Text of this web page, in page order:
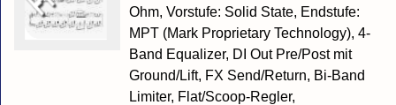
Ohm, Vorstufe: Solid State, Endstufe:
MPT (Mark Proprietary Technology), 4-
Band Equalizer, DI Out Pre/Post mit
Ground/Lift, FX Send/Return, Bi-Band
Limiter, Flat/Scoop-Regler,